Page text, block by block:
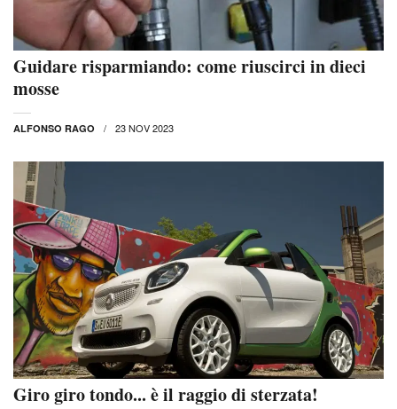
Guidare risparmiando: come riuscirci in dieci
mosse
ALFONSO RAGO 23 NOV 2023
Giro giro tondo... è il raggio di sterzata!